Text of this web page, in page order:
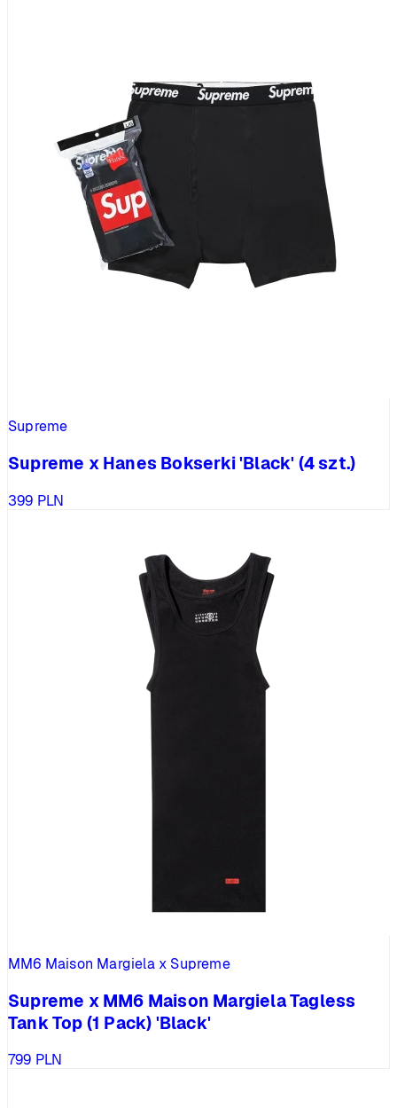
Supreme
Supreme x Hanes Bokserki 'Black' (4 szt.)
399 PLN
MM6 Maison Margiela x Supreme
Supreme x MM6 Maison Margiela Tagless
Tank Top (1 Pack) 'Black'
799 PLN